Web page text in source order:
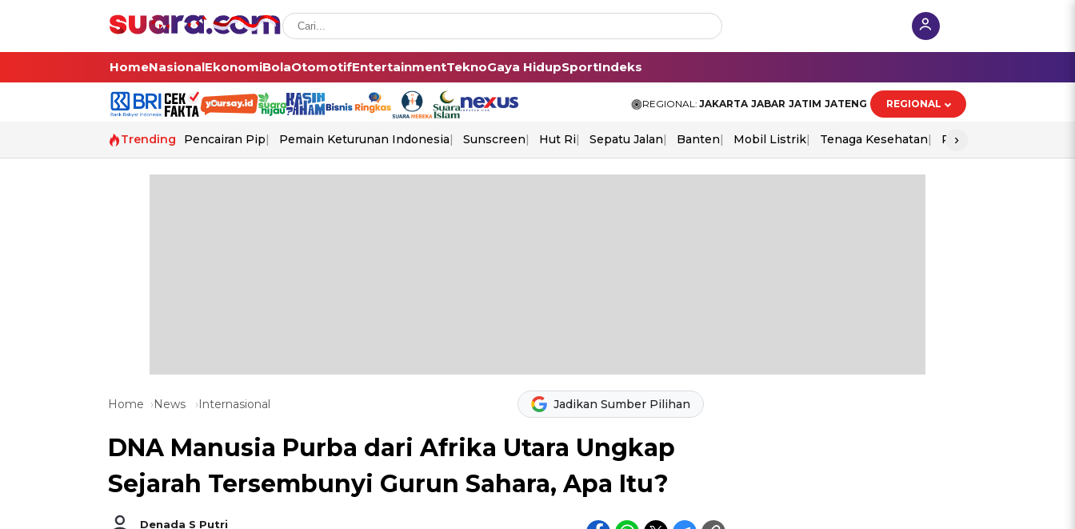
HomeNasionalEkonomiBolaOtomotifEntertainmentTeknoGaya HidupSportIndeks
REGIONAL: JAKARTA JABAR JATIM JATENG REGIONAL
Trending Pencairan Pip Pemain Keturunan Indonesia Sunscreen Hut Ri Sepatu Jalan Banten Mobil Listrik Tenaga Kesehatan Perang As-Iran
›
Home News Internasional Jadikan Sumber Pilihan
DNA Manusia Purba dari Afrika Utara Ungkap
Sejarah Tersembunyi Gurun Sahara, Apa Itu?
Denada S Putri